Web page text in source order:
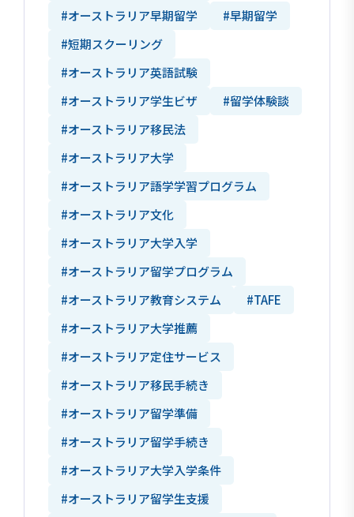
#オーストラリア早期留学
#早期留学
#短期スクーリング
#オーストラリア英語試験
#オーストラリア学生ビザ
#留学体験談
#オーストラリア移民法
#オーストラリア大学
#オーストラリア語学学習プログラム
#オーストラリア文化
#オーストラリア大学入学
#オーストラリア留学プログラム
#オーストラリア教育システム
#TAFE
#オーストラリア大学推薦
#オーストラリア定住サービス
#オーストラリア移民手続き
#オーストラリア留学準備
#オーストラリア留学手続き
#オーストラリア大学入学条件
#オーストラリア留学生支援